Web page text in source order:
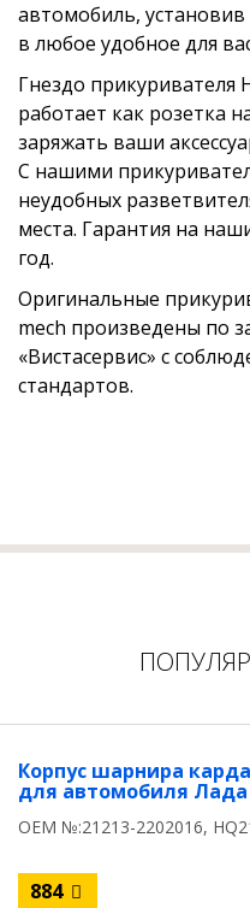
автомобиль,
в любое удобное для
Гнездо прикуривателя
работает как розетка
заряжать ваши
С нашими
неудобных
места. Гарантия на
год.
Оригинальные
mech произведены по
«Вистасервис» с
стандартов.
Корпус шарнира
для автомобиля Лада
OEM №:21213-2202016,
884